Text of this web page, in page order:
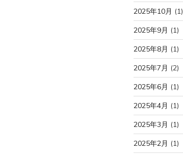
2025年10月 (1)
2025年9月 (1)
2025年8月 (1)
2025年7月 (2)
2025年6月 (1)
2025年4月 (1)
2025年3月 (1)
2025年2月 (1)